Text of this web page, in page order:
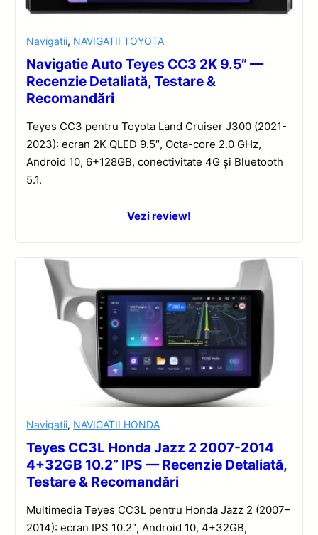
Navigatii, NAVIGATII TOYOTA
Navigatie Auto Teyes CC3 2K 9.5” —
Recenzie Detaliată, Testare &
Recomandări
Teyes CC3 pentru Toyota Land Cruiser J300 (2021-
2023): ecran 2K QLED 9.5″, Octa-core 2.0 GHz,
Android 10, 6+128GB, conectivitate 4G și Bluetooth
5.1.
Vezi review!
Navigatii, NAVIGATII HONDA
Teyes CC3L Honda Jazz 2 2007-2014
4+32GB 10.2” IPS — Recenzie Detaliată,
Testare & Recomandări
Multimedia Teyes CC3L pentru Honda Jazz 2 (2007–
2014): ecran IPS 10.2″, Android 10, 4+32GB,